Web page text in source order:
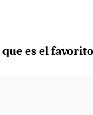
que es el